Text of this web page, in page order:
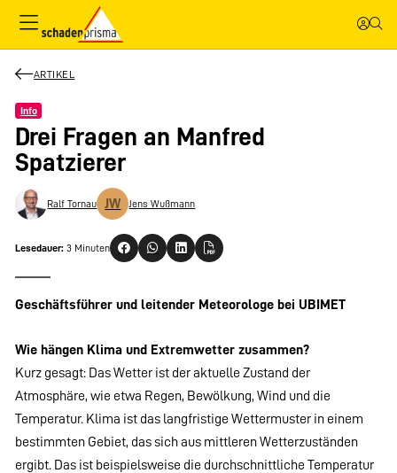
ARTIKEL
Info
Drei Fragen an Manfred
Spatzierer
Ralf Tornau JW Jens Wußmann
Lesedauer: 3 Minuten
Geschäftsführer und leitender Meteorologe bei UBIMET
Wie hängen Klima und Extremwetter zusammen?
Kurz gesagt: Das Wetter ist der aktuelle Zustand der
Atmosphäre, wie etwa Regen, Bewölkung, Wind und die
Temperatur. Klima ist das langfristige Wettermuster in einem
bestimmten Gebiet, das sich aus mittleren Wetterzuständen
ergibt. Das ist beispielsweise die durchschnittliche Temperatur